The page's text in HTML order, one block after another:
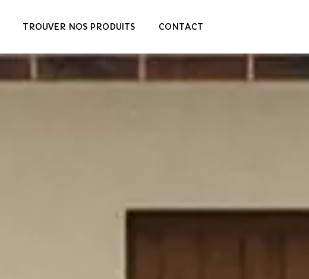
TROUVER NOS PRODUITS CONTACT